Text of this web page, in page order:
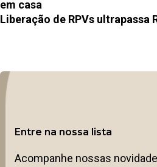
em casa
Liberação de RPVs ultrapassa
Entre na nossa lista
Acompanhe nossas